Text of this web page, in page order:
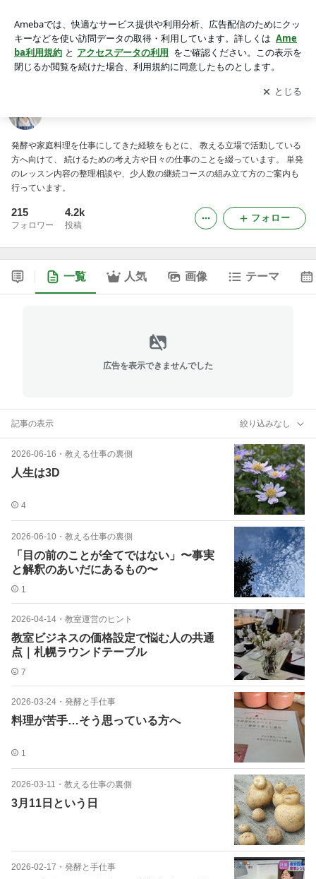
アプリをダウンロードして ブログの更新通知
を受け取りまし
ょう。
開く
発酵や家庭料理を仕事にしてきた経験をもとに、 教える立場で活動している
方へ向けて、 続けるための考え方や日々の仕事のことを綴っています。 単発
のレッスン内容の整理相談や、少人数の継続コースの組み立て方のご案内も
行っています。
215
フォロワー
4.2k
投稿
フォロー
一覧 人気 画像 テーマ
広告を表示できませんでした
記事の表示 絞り込みなし
2026-06-16 ・ 教える仕事の裏側
人生は3D
4
2026-06-10 ・ 教える仕事の裏側
「目の前のことが全てではない」〜事実
と解釈のあいだにあるもの〜
1
2026-04-14 ・ 教室運営のヒント
教室ビジネスの価格設定で悩む人の共通
点｜札幌ラウンドテーブル
7
2026-03-24 ・ 発酵と手仕事
料理が苦手…そう思っている方へ
1
2026-03-11 ・ 教える仕事の裏側
3月11日という日
2026-02-17 ・ 発酵と手仕事